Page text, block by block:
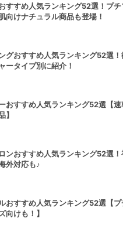
すすめ人気ランキング52選！プチ
向けナチュラル商品も登場！
グおすすめ人気ランキング52選
ータイプ別に紹介！
おすすめ人気ランキング52選【速
】
ンおすすめ人気ランキング52選
外対応も♪
おすすめ人気ランキング52選【
向けも！】